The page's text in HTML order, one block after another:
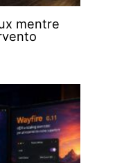
mentre